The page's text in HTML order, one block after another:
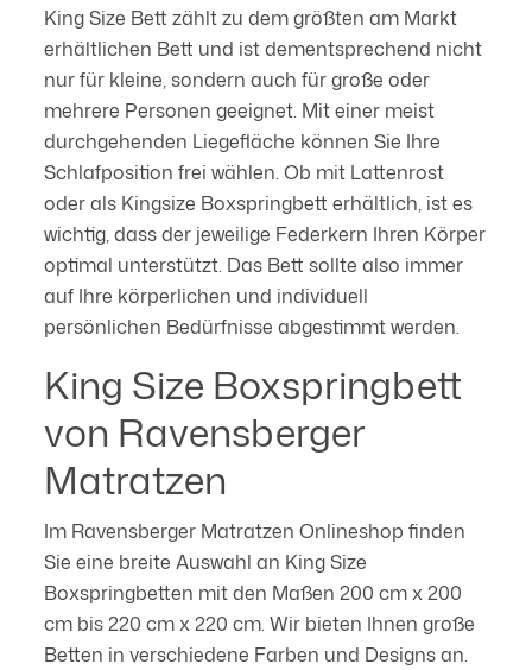
King Size Bett zählt zu dem größten am Markt
erhältlichen Bett und ist dementsprechend nicht
nur für kleine, sondern auch für große oder
mehrere Personen geeignet. Mit einer meist
durchgehenden Liegefläche können Sie Ihre
Schlafposition frei wählen. Ob mit Lattenrost
oder als Kingsize Boxspringbett erhältlich, ist es
wichtig, dass der jeweilige Federkern Ihren Körper
optimal unterstützt. Das Bett sollte also immer
auf Ihre körperlichen und individuell
persönlichen Bedürfnisse abgestimmt werden.
King Size Boxspringbett
von Ravensberger
Matratzen
Im Ravensberger Matratzen Onlineshop finden
Sie eine breite Auswahl an King Size
Boxspringbetten mit den Maßen 200 cm x 200
cm bis 220 cm x 220 cm. Wir bieten Ihnen große
Betten in verschiedene Farben und Designs an.